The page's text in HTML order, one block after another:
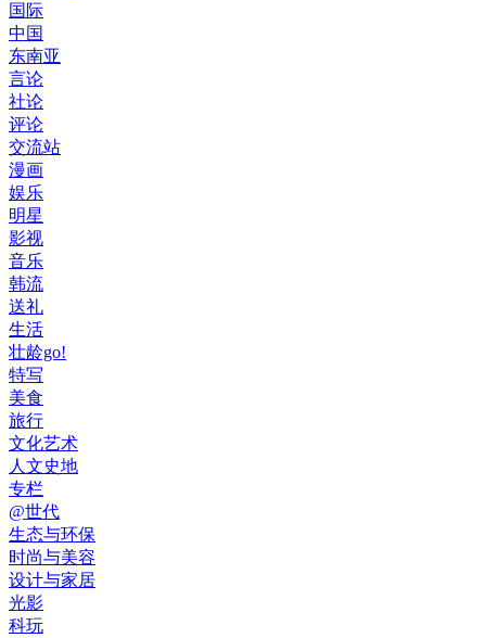
国际
中国
东南亚
言论
社论
评论
交流站
漫画
娱乐
明星
影视
音乐
韩流
送礼
生活
壮龄go!
特写
美食
旅行
文化艺术
人文史地
专栏
@世代
生态与环保
时尚与美容
设计与家居
光影
科玩